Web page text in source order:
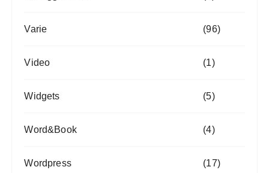
Varie (96)
Video (1)
Widgets (5)
Word&Book (4)
Wordpress (17)